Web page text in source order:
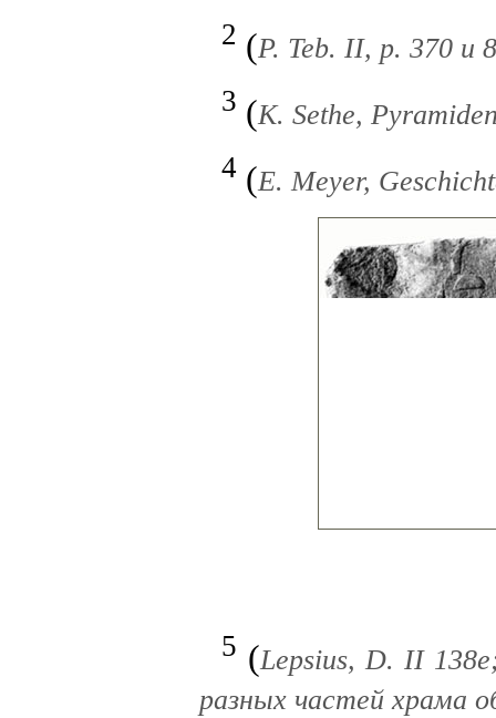
2 (Р. Teb. II, р. 370 и
3 (K. Sethe,
4 (E. Meyer,
5 (Lepsius, D. II
разных частей храма